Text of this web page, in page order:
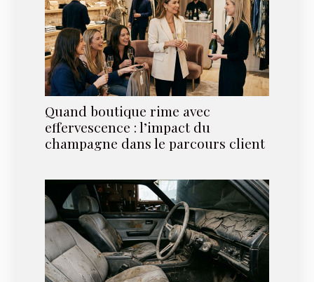
Quand boutique rime avec
effervescence : l’impact du
champagne dans le parcours client